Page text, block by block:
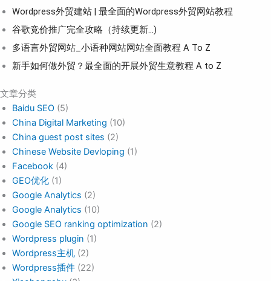
Wordpress外贸建站 | 最全面的Wordpress外贸网站教程
谷歌竞价推广完全攻略（持续更新…)
多语言外贸网站_小语种网站网站全面教程 A To Z
新手如何做外贸？最全面的开展外贸生意教程 A to Z
文章分类
Baidu SEO (5)
China Digital Marketing (10)
China guest post sites (2)
Chinese Website Devloping (1)
Facebook (4)
GEO优化 (1)
Google Analytics (2)
Google Analytics (10)
Google SEO ranking optimization (2)
Wordpress plugin (1)
Wordpress主机 (2)
Wordpress插件 (22)